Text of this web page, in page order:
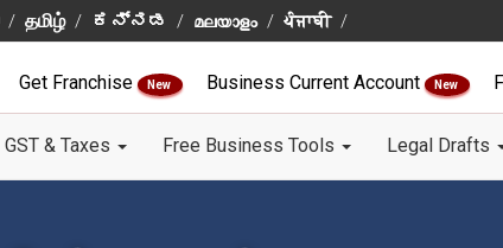
தமிழ் ಕನ್ನಡ മലയാളം ਪੰਜਾਬੀ
Get Franchise New Business Current Account New
GST & Taxes Free Business Tools Legal Drafts